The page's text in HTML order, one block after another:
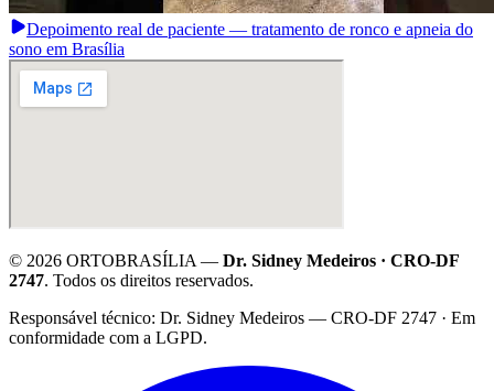
Depoimento real de paciente — tratamento de ronco e apneia do
sono em Brasília
© 2026 ORTOBRASÍLIA — Dr. Sidney Medeiros · CRO-DF
2747. Todos os direitos reservados.
Responsável técnico: Dr. Sidney Medeiros — CRO-DF 2747 · Em
conformidade com a LGPD.